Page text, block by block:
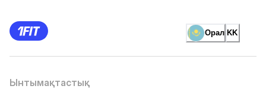
Орал KK
Ынтымақтастық